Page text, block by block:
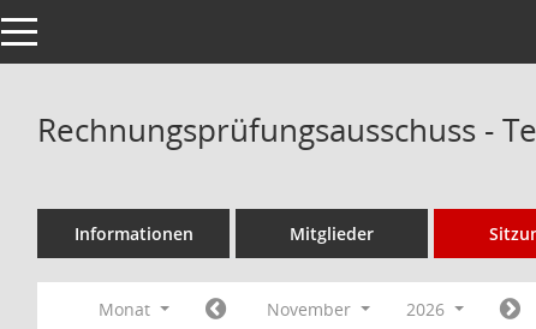
Toggle navigation
Rechnungsprüfungsausschuss -
Informationen Mitglieder
Monat November 2026